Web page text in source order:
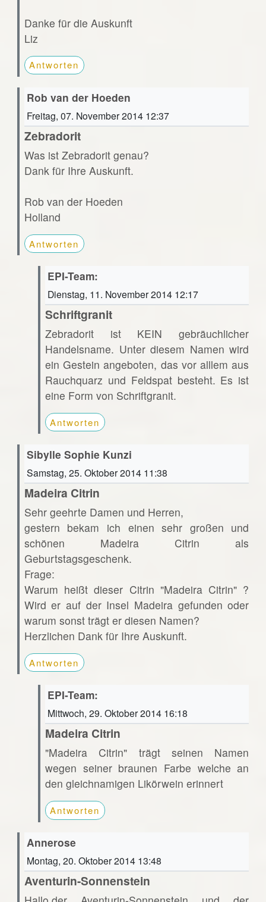
Danke für die Auskunft
Liz
Antworten
Rob van der Hoeden
Freitag, 07. November 2014 12:37
Zebradorit
Was ist Zebradorit genau?
Dank für Ihre Auskunft.
Rob van der Hoeden
Holland
Antworten
EPI-Team:
Dienstag, 11. November 2014 12:17
Schriftgranit
Zebradorit ist KEIN gebräuchlicher
Handelsname. Unter diesem Namen wird
ein Gestein angeboten, das vor alllem aus
Rauchquarz und Feldspat besteht. Es ist
eine Form von Schriftgranit.
Antworten
Sibylle Sophie Kunzi
Samstag, 25. Oktober 2014 11:38
Madeira Citrin
Sehr geehrte Damen und Herren,
gestern bekam ich einen sehr großen und
schönen Madeira Citrin als
Geburtstagsgeschenk.
Frage:
Warum heißt dieser Citrin "Madeira Citrin" ?
Wird er auf der Insel Madeira gefunden oder
warum sonst trägt er diesen Namen?
Herzlichen Dank für Ihre Auskunft.
Antworten
EPI-Team:
Mittwoch, 29. Oktober 2014 16:18
Madeira Citrin
"Madeira Citrin" trägt seinen Namen
wegen seiner braunen Farbe welche an
den gleichnamigen Likörwein erinnert
Antworten
Annerose
Montag, 20. Oktober 2014 13:48
Aventurin-Sonnenstein